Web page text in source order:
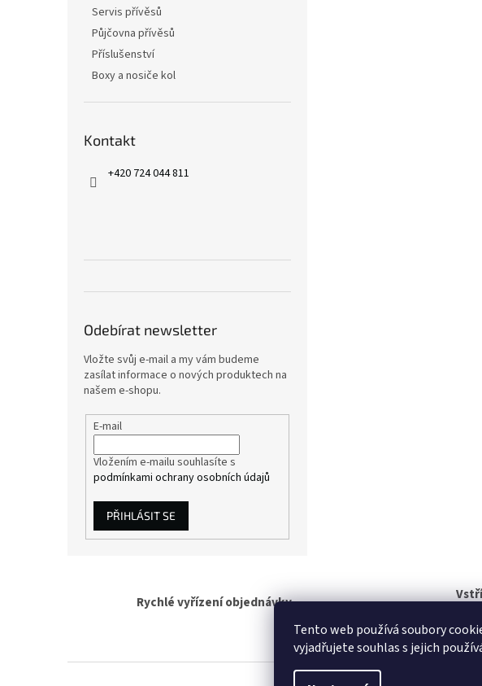
Tento web používá soubory
vyjadřujete souhlas s jejich
Servis přívěsů
Půjčovna přívěsů
Příslušenství
Boxy a nosiče kol
Kontakt
+420 724 044 811
Odebírat newsletter
Vložte svůj e-mail a my vám budeme
zasílat informace o nových produktech na
našem e-shopu.
E-mail
Vložením e-mailu souhlasíte s
podmínkami ochrany osobních údajů
PŘIHLÁSIT SE
Rychlé vyřízení objednávky